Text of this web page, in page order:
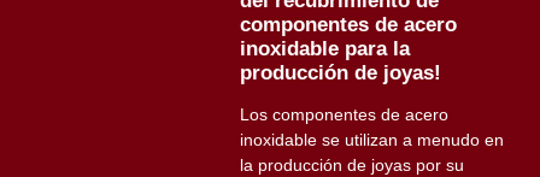
componentes de acero
inoxidable para la
producción de joyas!
Los componentes de acero
inoxidable se utilizan a menudo en
la producción de joyas por su